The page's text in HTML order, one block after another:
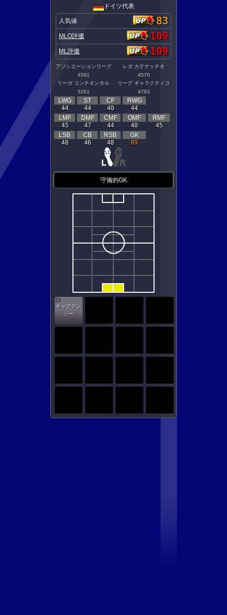
ドイツ代表
人気値 83
MLO評価 109
ML評価 109
アソシエーションリーグ
レガ カテナッチオ
4591
4570
リーガ コンチネンタル
リーグ ギャラクティコ
5261
4783
LWG
44
ST
44
CF
40
RWG
44
LMF
45
DMF
47
CMF
44
OMF
40
RMF
45
LSB
48
CB
46
RSB
48
GK
89
守備的GK
19
キャプテン
シー